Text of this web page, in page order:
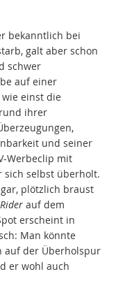
bekanntlich bei
galt aber schon
schwer
auf einer
einst die
ihrer
und seiner
Werbeclip mit
sich selbst überholt.
plötzlich braust
auf dem
erscheint in
Man könnte
auf der Überholspur
er wohl auch